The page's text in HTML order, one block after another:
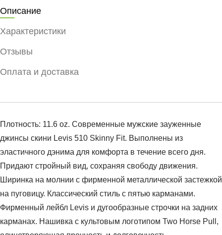
Описание
Характеристики
Отзывы
Оплата и доставка
Плотность: 11.6 oz. Современные мужские зауженные
джинсы скини Levis 510 Skinny Fit. Выполнены из
эластичного дэнима для комфорта в течение всего дня.
Придают стройный вид, сохраняя свободу движения.
Ширинка на молнии с фирменной металлической застежкой
на пуговицу. Классический стиль с пятью карманами.
Фирменный лейбл Levis и дугообразные строчки на задних
карманах. Нашивка с культовым логотипом Two Horse Pull,